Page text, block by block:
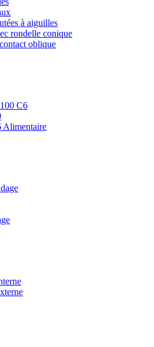
à aiguilles
rondelle conique
oblique
C6
Alimentaire